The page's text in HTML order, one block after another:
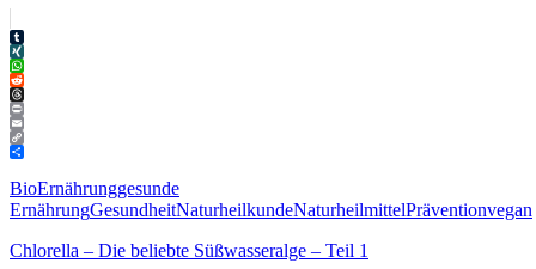
Tumblr
XING
WhatsApp
Reddit
Threads
Print
Email
Copy
Link
Teilen
BioErnährunggesunde
ErnährungGesundheitNaturheilkundeNaturheilmittelPräventionvegan
Chlorella – Die beliebte Süßwasseralge – Teil 1